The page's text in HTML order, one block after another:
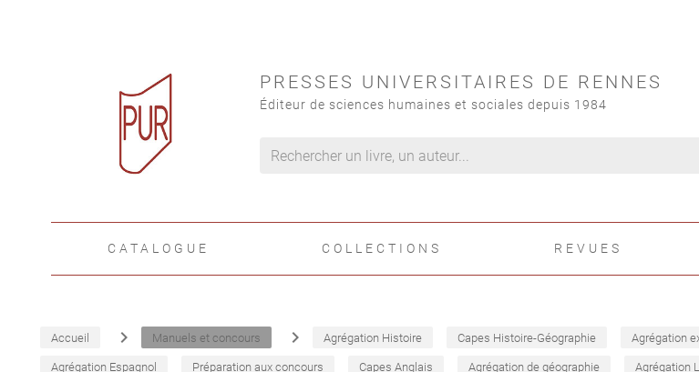
PRESSES UNIVERSITAIRES DE RENNES
Éditeur de sciences humaines et sociales depuis 1984
CATALOGUE COLLECTIONS REVUES
Accueil navigate_next Manuels et concours navigate_next Agrégation Histoire Capes Histoire-Géographie Agrégation
Agrégation Espagnol Préparation aux concours Capes Anglais Agrégation de géographie Agrégation